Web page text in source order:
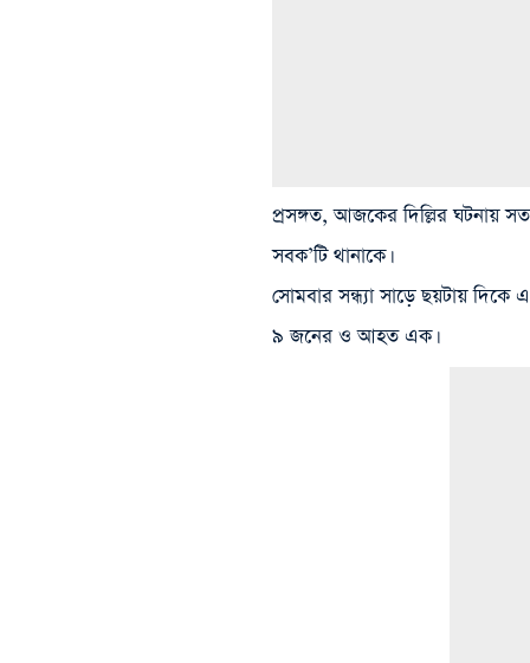
প্রসঙ্গত, আজকের দিল্লির ঘটনায়
সবক’টি থানাকে।
সোমবার সন্ধ্যা সাড়ে ছয়টায়
৯ জনের ও আহত এক।